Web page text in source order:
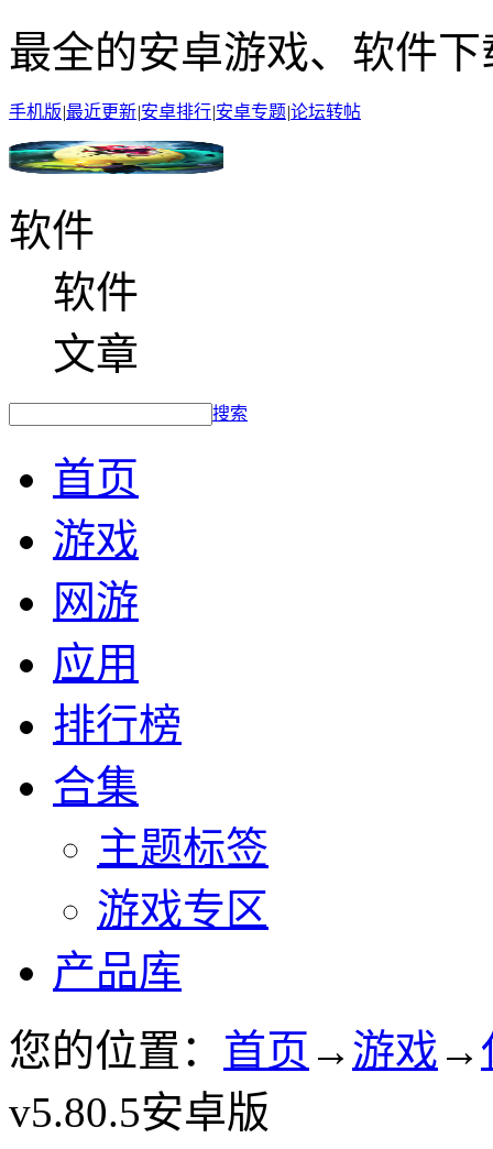
最全的安卓游戏、软件下
手机版|最近更新|安卓排行|安卓专题|论坛转帖
软件
软件
文章
搜索
首页
游戏
网游
应用
排行榜
合集
主题标签
游戏专区
产品库
您的位置： 首页 → 游戏 →
v5.80.5安卓版